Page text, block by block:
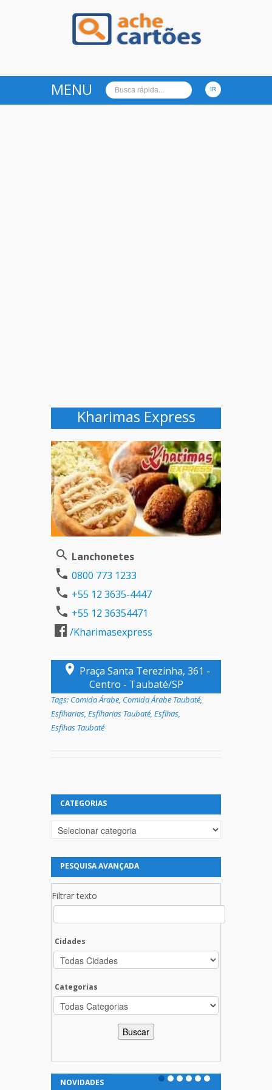
MENU
Kharimas Express
Lanchonetes
0800 773 1233
+55 12 3635-4447
+55 12 36354471
/Kharimasexpress
Praça Santa Terezinha, 361 -
Centro - Taubaté/SP
Tags: Comida Árabe, Comida Árabe Taubaté,
Esfiharias, Esfiharias Taubaté, Esfihas,
Esfihas Taubaté
CATEGORIAS
Categorias
PESQUISA AVANÇADA
Filtrar texto
Cidades
Categorias
NOVIDADES